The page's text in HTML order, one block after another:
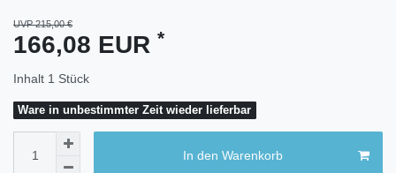
UVP 215,00 €
166,08 EUR *
Inhalt 1 Stück
Ware in unbestimmter Zeit wieder lieferbar
In den Warenkorb